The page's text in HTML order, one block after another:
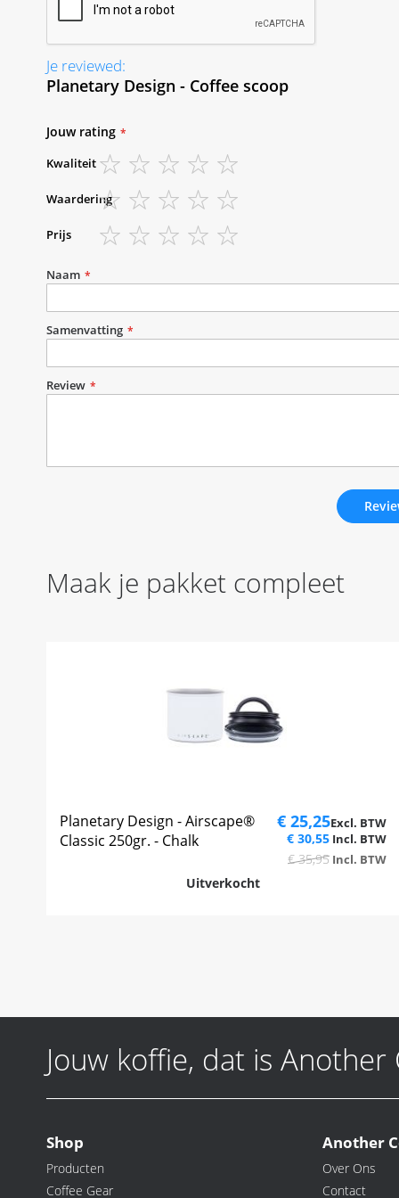
Je reviewed:
Planetary Design - Coffee scoop
Jouw rating
Kwaliteit
star
stars
stars
stars
stars
Waardering
star
stars
stars
stars
stars
Prijs
Naam
Samenvatting
Review
Maak je pakket compleet
Planetary Design - Airscape®
Classic 250gr. - Chalk
€ 25,25
€ 30,55
€ 35,95
Uitverkocht
Jouw koffie, dat is Another
Shop
Producten
Coffee Gear
Another
Over Ons
Contact